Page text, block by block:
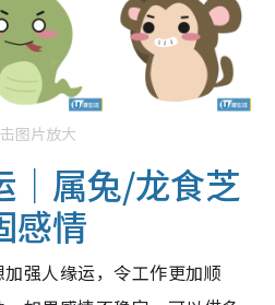
图片放大
｜属兔/龙食芝
感情
强人缘运，令工作更加顺